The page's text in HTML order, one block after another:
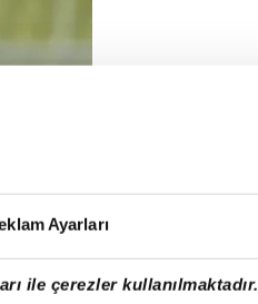
Ayarları
ile çerezler kullanılmaktadır.